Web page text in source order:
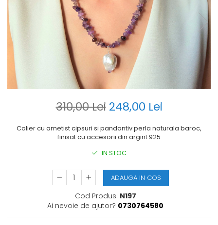
310,00 Lei 248,00 Lei
Colier cu ametist cipsuri si pandantiv perla naturala baroc,
finisat cu accesorii din argint 925
IN STOC
ADAUGA IN COS
Cod Produs: N197
Ai nevoie de ajutor? 0730764580